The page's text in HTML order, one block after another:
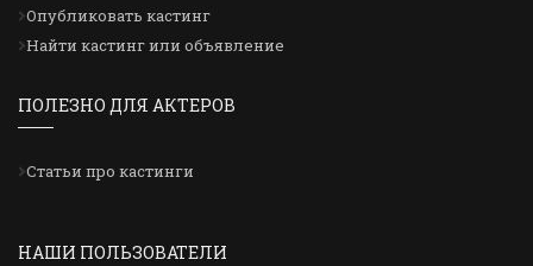
Опубликовать кастинг
Найти кастинг или объявление
ПОЛЕЗНО ДЛЯ АКТЕРОВ
Статьи про кастинги
НАШИ ПОЛЬЗОВАТЕЛИ